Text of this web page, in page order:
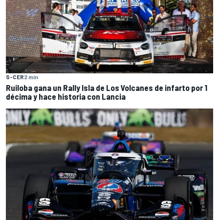
S-CER2 min
Ruiloba gana un Rally Isla de Los Volcanes de infarto por 1
décima y hace historia con Lancia